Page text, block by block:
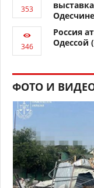
Россия
Одессой
ФОТО И